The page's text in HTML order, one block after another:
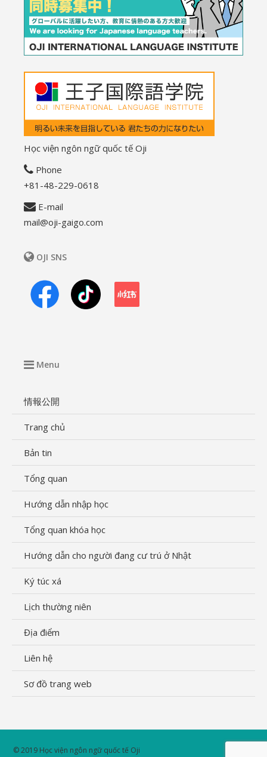
Học viện ngôn ngữ quốc tế Oji
Phone
+81-48-229-0618
E-mail
mail@oji-gaigo.com
OJI SNS
Menu
情報公開
Trang chủ
Bản tin
Tổng quan
Hướng dẫn nhập học
Tổng quan khóa học
Hướng dẫn cho người đang cư trú ở Nhật
Ký túc xá
Lịch thường niên
Địa điểm
Liên hệ
Sơ đồ trang web
© 2019 Học viện ngôn ngữ quốc tế Oji